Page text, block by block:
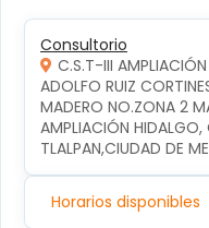
Consultorio
C.S.T-III
ADOLFO RUIZ
MADERO NO.ZONA 2
AMPLIACIÓN
TLALPAN,CIUDAD DE
Horarios disponibles